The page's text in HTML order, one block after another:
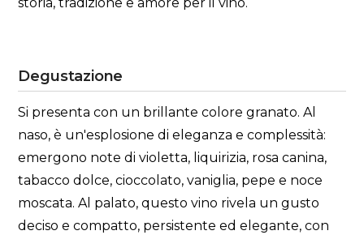
storia, tradizione e amore per il vino.
Degustazione
Si presenta con un brillante colore granato. Al
naso, è un'esplosione di eleganza e complessità:
emergono note di violetta, liquirizia, rosa canina,
tabacco dolce, cioccolato, vaniglia, pepe e noce
moscata. Al palato, questo vino rivela un gusto
deciso e compatto, persistente ed elegante, con